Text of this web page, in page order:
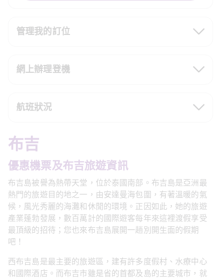
管理我的訂位
網上辦理登機
航班狀況
布吉
優惠機票及布吉旅遊資訊
布吉島被譽為熱帶天堂，位於泰國南部。布吉島是亞洲最
熱門的旅遊目的地之一，由安達曼海包圍，有著溫暖的氣
候，風光秀麗的海灘和休閒的環境。正因如此，她的旅遊
產業蓬勃發展，數百萬計的國際遊客每年來這裡渡假享受
最頂級的招待；您也來布吉島展開一趟別開生面的假期
吧！
西布吉島是最主要的旅遊區，建有許多度假村、水療中心
和國際酒店。而布吉市雖是省的首都及島的主要城市，就